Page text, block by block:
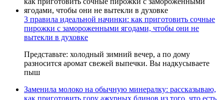
3 правила идеальной начинки: как приготовить сочные
пирожки с замороженными ягодами, чтобы они не
вытекли в духовке
Представьте: холодный зимний вечер, а по дому
разносится аромат свежей выпечки. Вы надкусываете
пыш
Заменила молоко на обычную минералку: рассказываю,
как приготовить гору ажурных блинов из того, что есть